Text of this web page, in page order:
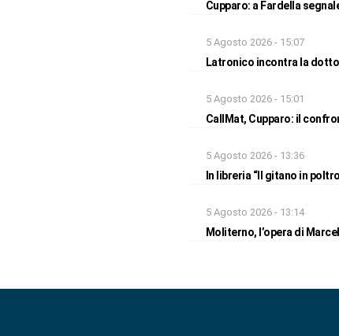
Cupparo: a Fardella
5 Agosto 2026 - 15:07
Latronico incontra la
5 Agosto 2026 - 15:01
CallMat, Cupparo: il
5 Agosto 2026 - 13:36
In libreria “Il gitano in
5 Agosto 2026 - 13:14
Moliterno, l’opera di